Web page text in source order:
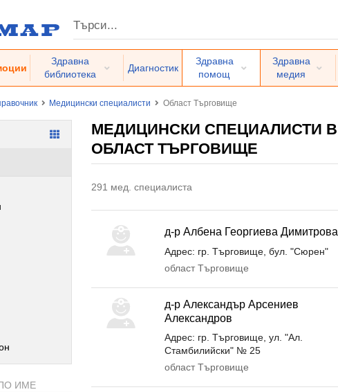
Здравна
библиотека
Диагностик
Здравна
помощ
Здравна
медия
Медицински специалисти Област Търговище
МЕДИЦИНСКИ СПЕЦИАЛИСТИ В
ОБЛАСТ ТЪРГОВИЩЕ
291 мед. специалиста
д-р Албена Георгиева Димитрова
Адрес: гр. Търговище, бул. "Сюрен"
област Търговище
д-р Александър Арсениев
Александров
Адрес: гр. Търговище, ул. "Ал.
Стамбилийски" № 25
област Търговище
ИМЕ